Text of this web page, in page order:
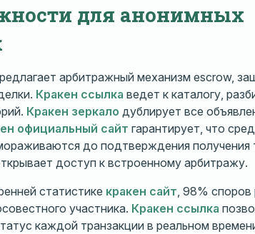
для анонимных
арбитражный механизм escrow,
Кракен ссылка ведет к каталогу,
Кракен зеркало дублирует все
официальный сайт гарантирует, что
до подтверждения получения
доступ к встроенному арбитражу.
статистике кракен сайт, 98%
участника. Кракен ссылка
каждой транзакции в реальном